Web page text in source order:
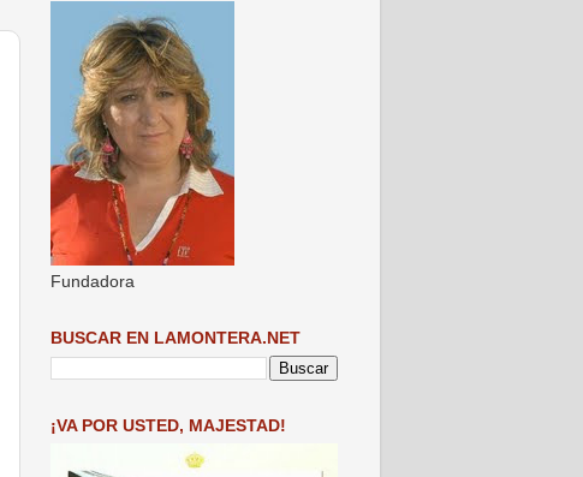
Fundadora
BUSCAR EN LAMONTERA.NET
¡VA POR USTED, MAJESTAD!